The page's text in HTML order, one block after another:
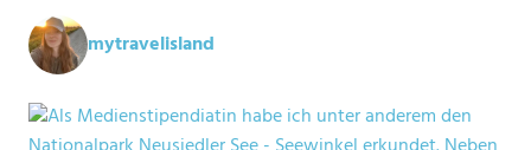
mytravelisland